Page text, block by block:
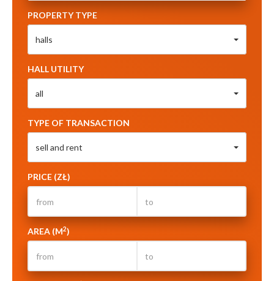
PROPERTY TYPE
halls
HALL UTILITY
all
TYPE OF TRANSACTION
sell and rent
PRICE (ZŁ)
AREA (M2)